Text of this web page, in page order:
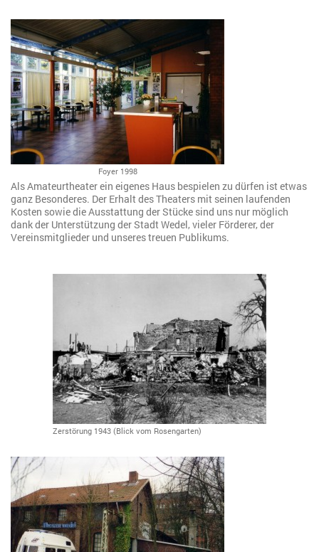
Foyer 1998
Als Amateurtheater ein eigenes Haus bespielen zu dürfen ist etwas
ganz Besonderes. Der Erhalt des Theaters mit seinen laufenden
Kosten sowie die Ausstattung der Stücke sind uns nur möglich
dank der Unterstützung der Stadt Wedel, vieler Förderer, der
Vereinsmitglieder und unseres treuen Publikums.
Zerstörung 1943 (Blick vom Rosengarten)